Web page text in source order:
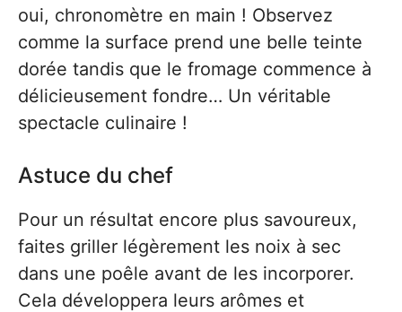
oui, chronomètre en main ! Observez
comme la surface prend une belle teinte
dorée tandis que le fromage commence à
délicieusement fondre… Un véritable
spectacle culinaire !
Astuce du chef
Pour un résultat encore plus savoureux,
faites griller légèrement les noix à sec
dans une poêle avant de les incorporer.
Cela développera leurs arômes et